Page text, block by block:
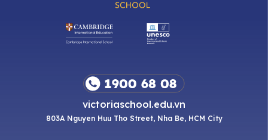
victoriaschool.edu.vn
803A Nguyen Huu Tho Street, Nha Be, HCM City